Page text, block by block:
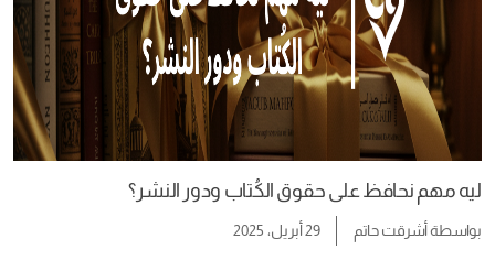
ليه مهم نحافظ على حقوق الكُتاب ودور النشر؟
بواسطةأشرقت حاتم 29 أبريل، 2025